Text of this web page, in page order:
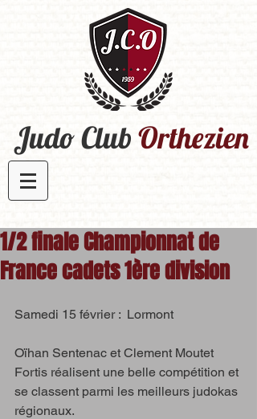
Judo ClubOrthezien​
1/2 finale Championnat de
France cadets 1ère division
Samedi 15 février :  Lormont
Oïhan Sentenac et Clement Moutet
Fortis réalisent une belle compétition et
se classent parmi les meilleurs judokas
régionaux.